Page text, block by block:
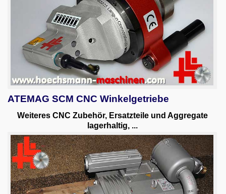
ATEMAG SCM CNC Winkelgetriebe
Weiteres CNC Zubehör, Ersatzteile und Aggregate
lagerhaltig, ...